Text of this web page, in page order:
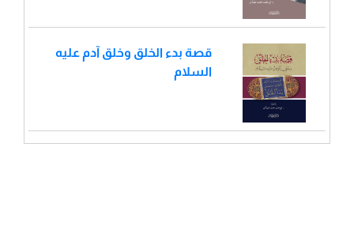
قصة بدء الخلق وخلق آدم عليه
السلام